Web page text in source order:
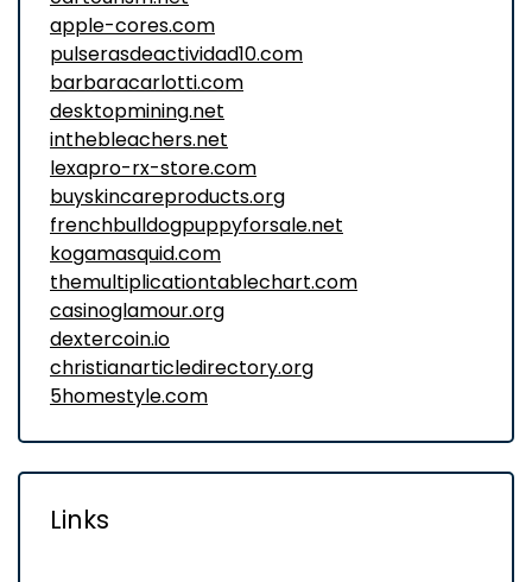
apple-cores.com
pulserasdeactividad10.com
barbaracarlotti.com
desktopmining.net
inthebleachers.net
lexapro-rx-store.com
buyskincareproducts.org
frenchbulldogpuppyforsale.net
kogamasquid.com
themultiplicationtablechart.com
casinoglamour.org
dextercoin.io
christianarticledirectory.org
5homestyle.com
Links